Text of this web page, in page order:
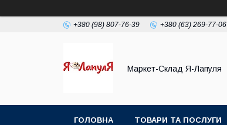
+380 (98) 807-76-39 +380 (63) 269-77-06
Маркет-Склад Я-Лапуля
ГОЛОВНА ТОВАРИ ТА ПОСЛУГИ